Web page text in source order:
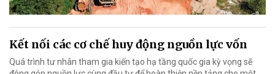
Kết nối các cơ chế huy động nguồn lực vốn
Quá trình tư nhân tham gia kiến tạo hạ tầng quốc gia kỳ vọng sẽ